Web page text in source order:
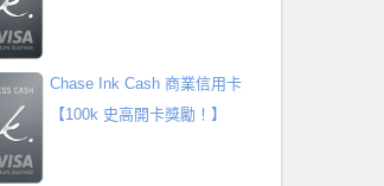
Chase Ink Cash 商業信用卡
【100k 史高開卡獎勵！】